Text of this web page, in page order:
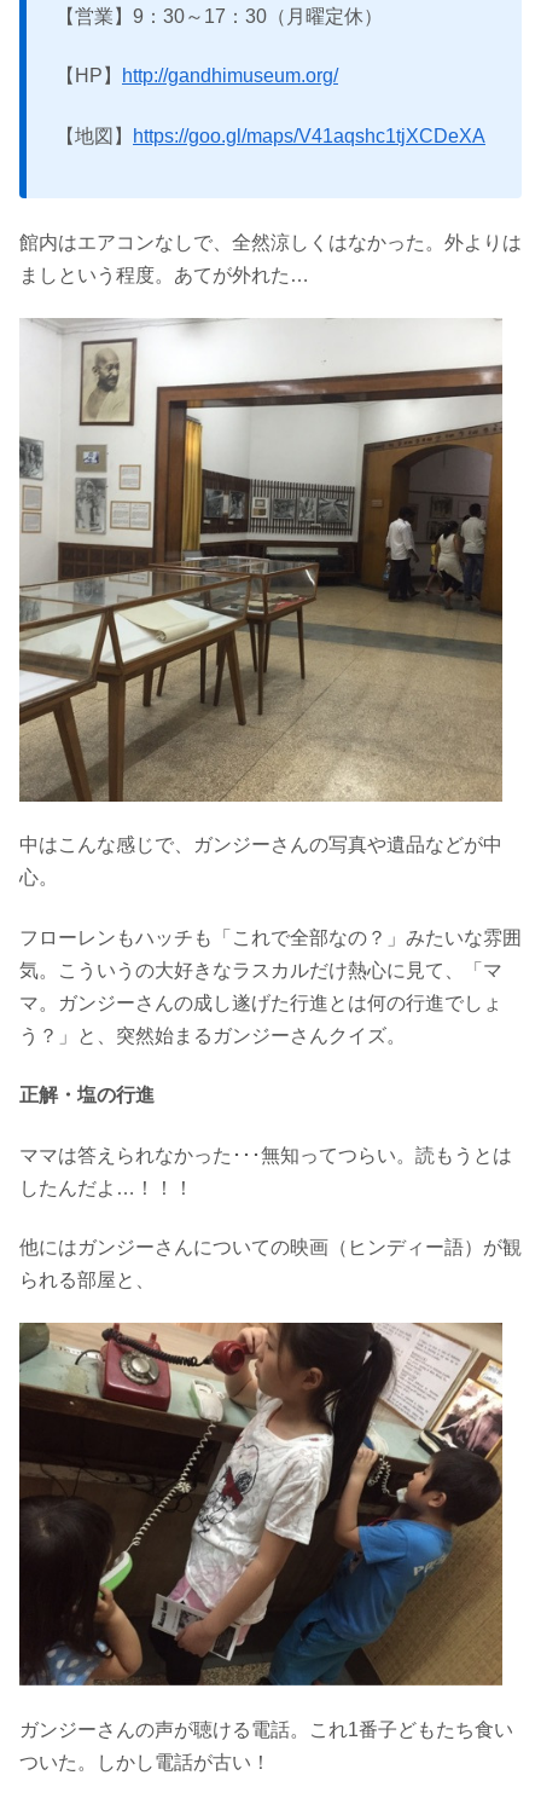
【営業】9：30～17：30（月曜定休）
【HP】 http://gandhimuseum.org/
【地図】 https://goo.gl/maps/V41aqshc1tjXCDeXA
館内はエアコンなしで、全然涼しくはなかった。外よりは
ましという程度。あてが外れた…
中はこんな感じで、ガンジーさんの写真や遺品などが中
心。
フローレンもハッチも「これで全部なの？」みたいな雰囲
気。こういうの大好きなラスカルだけ熱心に見て、「マ
マ。ガンジーさんの成し遂げた行進とは何の行進でしょ
う？」と、突然始まるガンジーさんクイズ。
正解・塩の行進
ママは答えられなかった･･･無知ってつらい。読もうとは
したんだよ…！！！
他にはガンジーさんについての映画（ヒンディー語）が観
られる部屋と、
ガンジーさんの声が聴ける電話。これ1番子どもたち食い
ついた。しかし電話が古い！